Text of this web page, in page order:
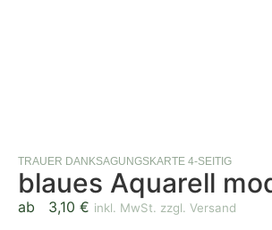
TRAUER DANKSAGUNGSKARTE 4-SEITIG
blaues Aquarell
ab 3,10 € inkl. MwSt. zzgl. Versand